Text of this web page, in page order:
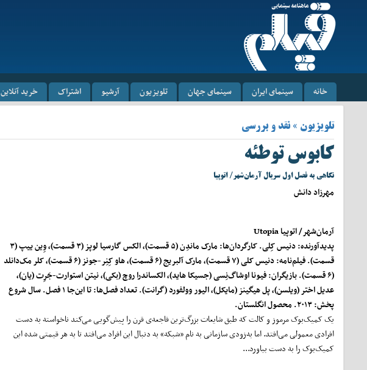
خانه سینمای ایران سینمای جهان تلویزیون آرشیو اشتراک خرید آنلاین
تلویزیون » نقد و بررسی
کابوس توطئه
نگاهی به فصل اول سریال آرمان‌شهر/ اتوپیا
مهرزاد دانش
آرمان‌شهر/ اتوپیاUtopia
پدیدآورنده: دنیس کِلی. کارگردان‌ها: مارک ماندِن (۵ قسمت)، الکس گارسیا لوپز (۳ قسمت)، وِین ییپ (۳
قسمت). فیلم‌نامه:‌ دنیس کلی (۷ قسمت)، مارک آلبریج (۶ قسمت)، هاو کِنِر-جونز (۶ قسمت)، کلر مک‌دانلد
(۶ قسمت). بازیگران: فیونا اوشاگ‌نِسی (جسیکا هاید)، الکساندرا روچ (بکی)، نیتن استوارت-جَرِت (یان)،
عدیل اختر (ویلسن)، پل هیگینز (مایکل)، الیور وولفورد (گرانت). تعداد فصل‌ها: تا این‌جا ۱ فصل. سال شروع
پخش: ۲۰۱۳. محصول انگلستان.
یک کمیک‌بوک مرموز و کالت که طبق شایعات بزرگ‌ترین فاجعه‌ی قرن را پیش‌گویی می‌کند ناخواسته به دست
افرادی معمولی می‌افتد. اما به‌زودی سازمانی به نام «شبکه» به دنبال این افراد می‌افتد تا به هر قیمتی شده این
کمیک‌بوک را به دست بیاورد...